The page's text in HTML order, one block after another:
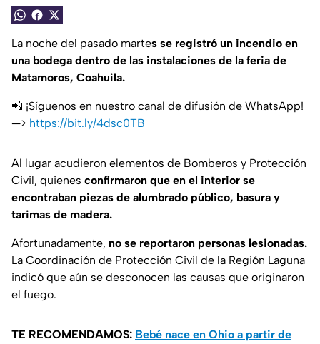
La noche del pasado martes se registró un incendio en
una bodega dentro de las instalaciones de la feria de
Matamoros, Coahuila.
📲 ¡Síguenos en nuestro canal de difusión de WhatsApp!
—> https://bit.ly/4dsc0TB
Al lugar acudieron elementos de Bomberos y Protección
Civil, quienes confirmaron que en el interior se
encontraban piezas de alumbrado público, basura y
tarimas de madera.
Afortunadamente, no se reportaron personas lesionadas.
La Coordinación de Protección Civil de la Región Laguna
indicó que aún se desconocen las causas que originaron
el fuego.
TE RECOMENDAMOS: Bebé nace en Ohio a partir de